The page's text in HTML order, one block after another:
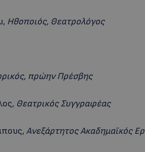
Ηθοποιός, Θεατρολόγος
πρώην Πρέσβης
Θεατρικός Συγγραφέας
Ανεξάρτητος Ακαδημαϊκός